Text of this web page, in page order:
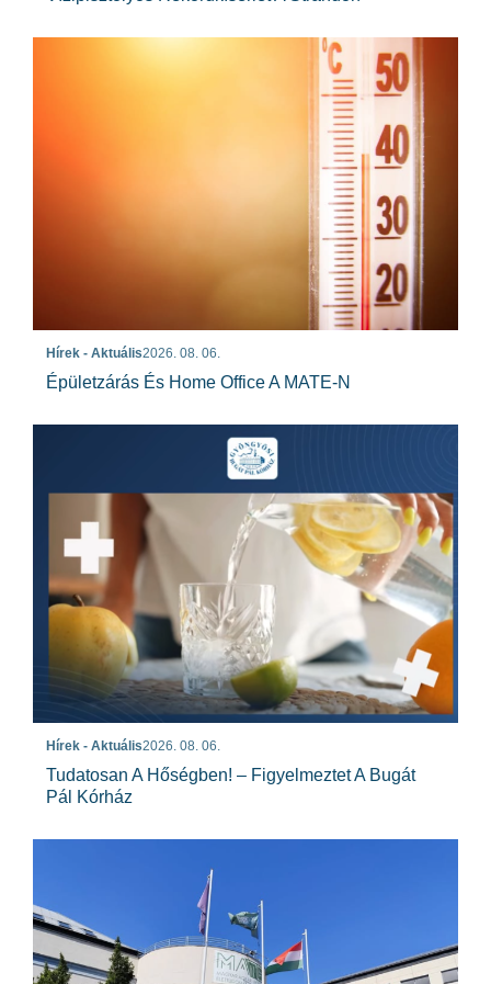
Hírek - Aktuális2026. 08. 06.
Épületzárás És Home Office A MATE-N
Hírek - Aktuális2026. 08. 06.
Tudatosan A Hőségben! – Figyelmeztet A Bugát
Pál Kórház